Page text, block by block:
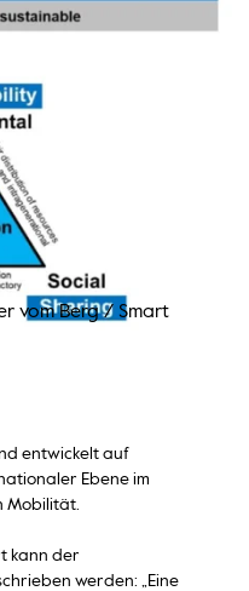
vom Berg/ Smart
entwickelt auf
Ebene im
Mobilität.
kann der
werden: „Eine